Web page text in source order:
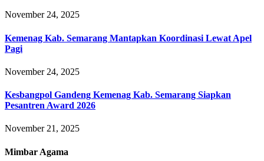
November 24, 2025
Kemenag Kab. Semarang Mantapkan Koordinasi Lewat Apel
Pagi
November 24, 2025
Kesbangpol Gandeng Kemenag Kab. Semarang Siapkan
Pesantren Award 2026
November 21, 2025
Mimbar Agama